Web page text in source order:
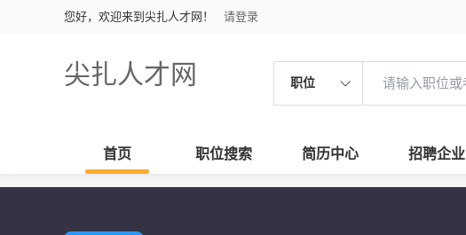
您好，欢迎来到尖扎人才网！ 请登录
尖扎人才网 职位
首页 职位搜索 简历中心 招聘企业